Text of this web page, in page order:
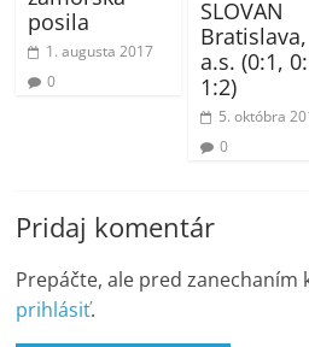
posila
1. augusta 2017
0
SLOVAN
Bratislava,
a.s. (0:1,
1:2)
5. októbra
0
Pridaj komentár
Prepáčte, ale pred
prihlásiť.